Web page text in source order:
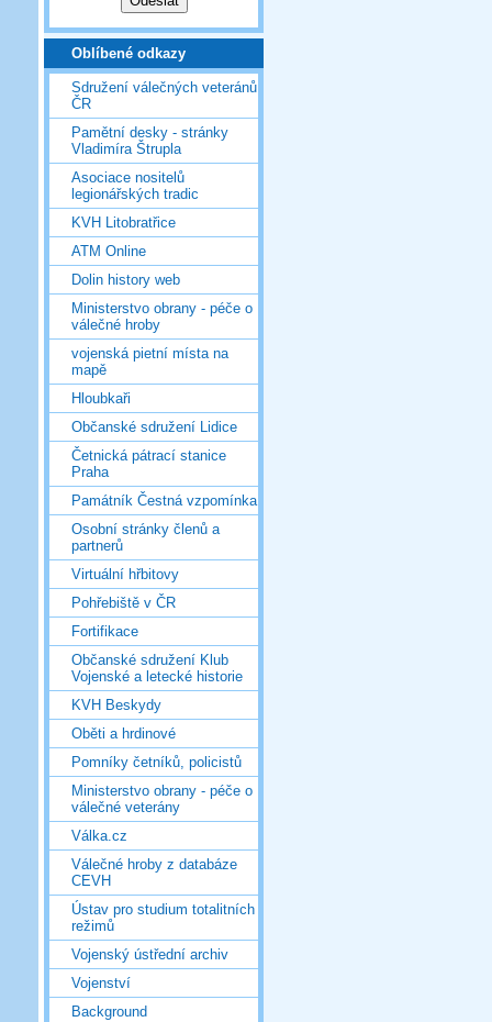
Oblíbené odkazy
Sdružení válečných veteránů
ČR
Pamětní desky - stránky
Vladimíra Štrupla
Asociace nositelů
legionářských tradic
KVH Litobratřice
ATM Online
Dolin history web
Ministerstvo obrany - péče o
válečné hroby
vojenská pietní místa na
mapě
Hloubkaři
Občanské sdružení Lidice
Četnická pátrací stanice
Praha
Památník Čestná vzpomínka
Osobní stránky členů a
partnerů
Virtuální hřbitovy
Pohřebiště v ČR
Fortifikace
Občanské sdružení Klub
Vojenské a letecké historie
KVH Beskydy
Oběti a hrdinové
Pomníky četníků, policistů
Ministerstvo obrany - péče o
válečné veterány
Válka.cz
Válečné hroby z databáze
CEVH
Ústav pro studium totalitních
režimů
Vojenský ústřední archiv
Vojenství
Background